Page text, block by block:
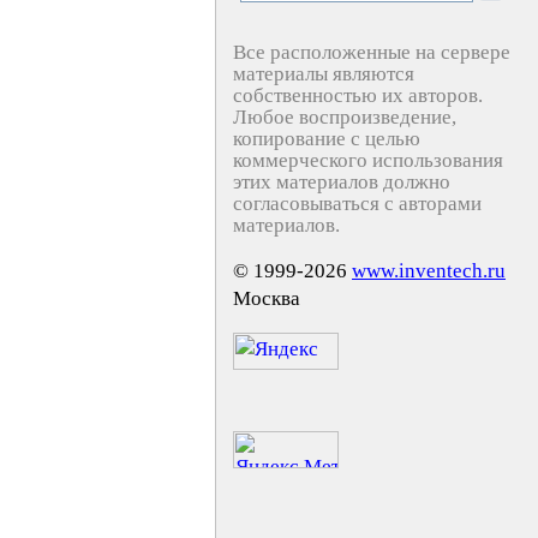
Все расположенные на сервере
материалы являются
собственностью их авторов.
Любое воспроизведение,
копирование с целью
коммерческого использования
этих материалов должно
согласовываться с авторами
материалов.
© 1999-2026 www.inventech.ru
Москва